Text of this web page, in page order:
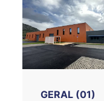
GERAL (01)